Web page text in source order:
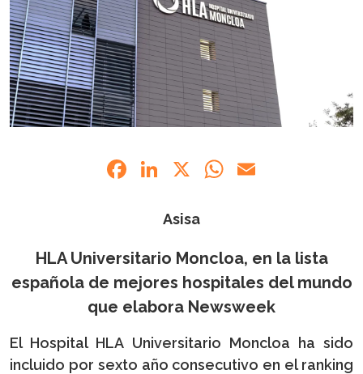
Facebook
LinkedIn
X WhatsApp
Asisa
HLA Universitario Moncloa, en la lista
española de mejores hospitales del mundo
que elabora Newsweek
El Hospital HLA Universitario Moncloa ha sido
incluido por sexto año consecutivo en el ranking